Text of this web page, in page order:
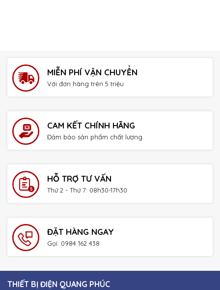
MIỄN PHÍ VẬN CHUYỂN
Với đơn hàng trên 5 triệu
CAM KẾT CHÍNH HÃNG
Đảm bảo sản phẩm chất lượng
HỖ TRỢ TƯ VẤN
Thứ 2 - Thứ 7: 08h30-17h30
ĐẶT HÀNG NGAY
Gọi: 0984 162 438
THIẾT BỊ ĐIỆN QUANG PHÚC